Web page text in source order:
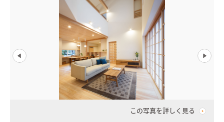
この写真を詳しく見る